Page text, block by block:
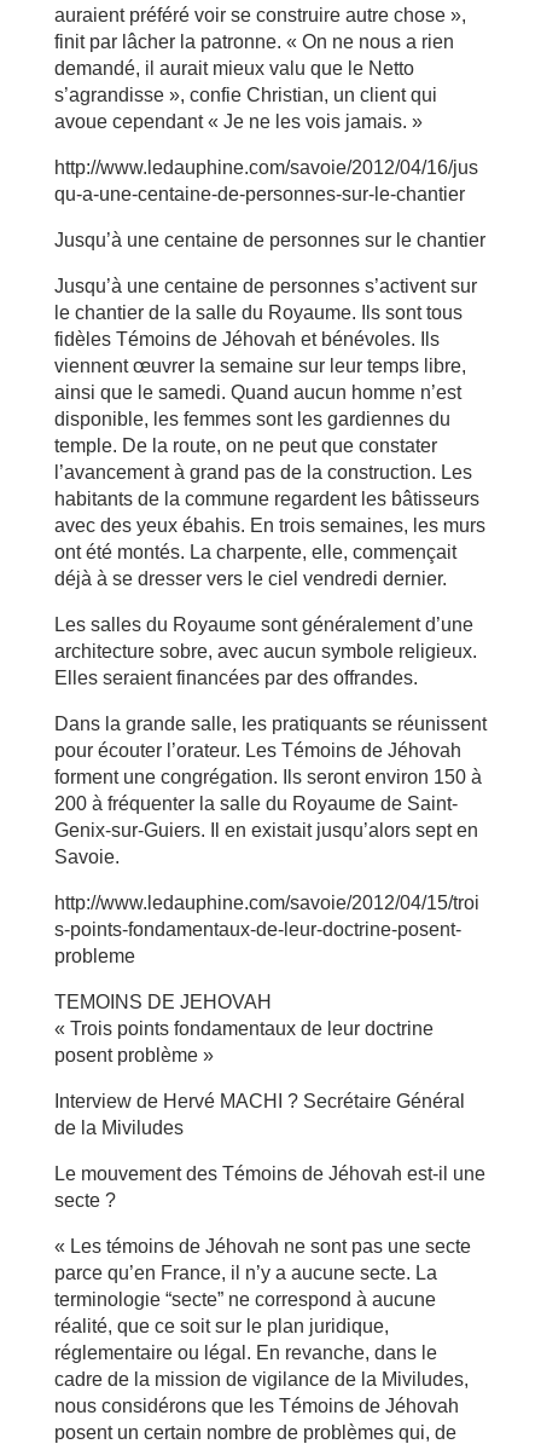
auraient préféré voir se construire autre chose »,
finit par lâcher la patronne. « On ne nous a rien
demandé, il aurait mieux valu que le Netto
s’agrandisse », confie Christian, un client qui
avoue cependant « Je ne les vois jamais. »
http://www.ledauphine.com/savoie/2012/04/16/jus
qu-a-une-centaine-de-personnes-sur-le-chantier
Jusqu’à une centaine de personnes sur le chantier
Jusqu’à une centaine de personnes s’activent sur
le chantier de la salle du Royaume. Ils sont tous
fidèles Témoins de Jéhovah et bénévoles. Ils
viennent œuvrer la semaine sur leur temps libre,
ainsi que le samedi. Quand aucun homme n’est
disponible, les femmes sont les gardiennes du
temple. De la route, on ne peut que constater
l’avancement à grand pas de la construction. Les
habitants de la commune regardent les bâtisseurs
avec des yeux ébahis. En trois semaines, les murs
ont été montés. La charpente, elle, commençait
déjà à se dresser vers le ciel vendredi dernier.
Les salles du Royaume sont généralement d’une
architecture sobre, avec aucun symbole religieux.
Elles seraient financées par des offrandes.
Dans la grande salle, les pratiquants se réunissent
pour écouter l’orateur. Les Témoins de Jéhovah
forment une congrégation. Ils seront environ 150 à
200 à fréquenter la salle du Royaume de Saint-
Genix-sur-Guiers. Il en existait jusqu’alors sept en
Savoie.
http://www.ledauphine.com/savoie/2012/04/15/troi
s-points-fondamentaux-de-leur-doctrine-posent-
probleme
TEMOINS DE JEHOVAH
« Trois points fondamentaux de leur doctrine
posent problème »
Interview de Hervé MACHI ? Secrétaire Général
de la Miviludes
Le mouvement des Témoins de Jéhovah est-il une
secte ?
« Les témoins de Jéhovah ne sont pas une secte
parce qu’en France, il n’y a aucune secte. La
terminologie “secte” ne correspond à aucune
réalité, que ce soit sur le plan juridique,
réglementaire ou légal. En revanche, dans le
cadre de la mission de vigilance de la Miviludes,
nous considérons que les Témoins de Jéhovah
posent un certain nombre de problèmes qui, de